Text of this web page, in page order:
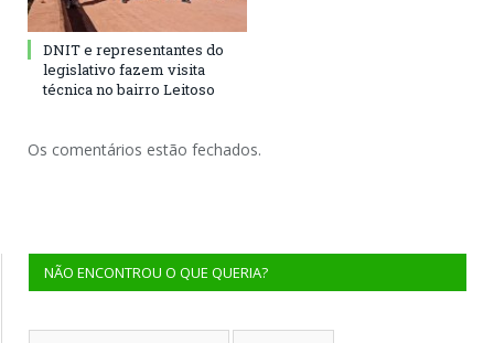
DNIT e representantes do
legislativo fazem visita
técnica no bairro Leitoso
Os comentários estão fechados.
NÃO ENCONTROU O QUE QUERIA?